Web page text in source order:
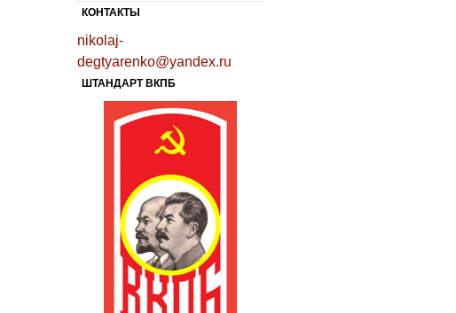
КОНТАКТЫ
nikolaj-
degtyarenko@yandex.ru
ШТАНДАРТ ВКПБ